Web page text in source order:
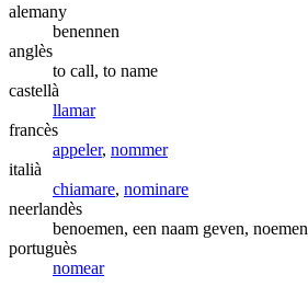
alemany
benennen
anglès
to call, to name
castellà
llamar
francès
appeler, nommer
italià
chiamare, nominare
neerlandès
benoemen, een naam geven, noemen
portuguès
nomear